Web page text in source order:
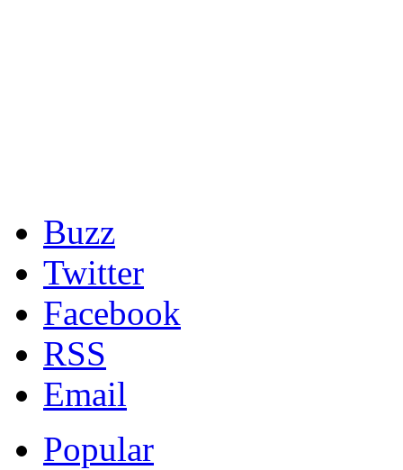
Buzz
Twitter
Facebook
RSS
Email
Popular